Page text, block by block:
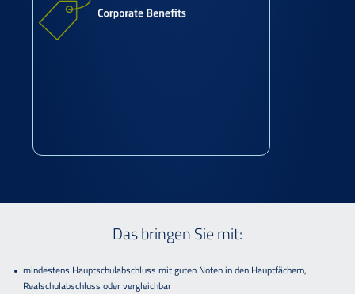
Das bringen Sie mit:
mindestens Hauptschulabschluss mit guten Noten in den Hauptfächern,
Realschulabschluss oder vergleichbar